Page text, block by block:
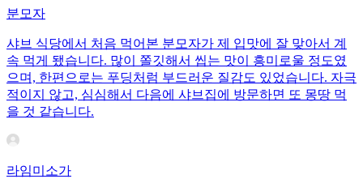
분모자
샤브 식당에서 처음 먹어본 분모자가 제 입맛에 잘 맞아서 계
속 먹게 됐습니다. 많이 쫄깃해서 씹는 맛이 흥미로울 정도였
으며, 한편으로는 푸딩처럼 부드러운 질감도 있었습니다. 자극
적이지 않고, 심심해서 다음에 샤브집에 방문하면 또 몽땅 먹
을 것 같습니다.
라임미소가